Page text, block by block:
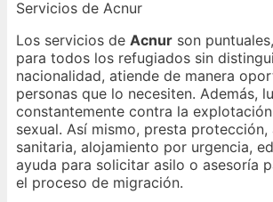
Servicios de Acnur
Los servicios de Acnur son
para todos los refugiados sin
nacionalidad, atiende de manera
personas que lo necesiten. Además,
constantemente contra la
sexual. Así mismo, presta protección,
sanitaria, alojamiento por urgencia,
ayuda para solicitar asilo o asesoría
el proceso de migración.